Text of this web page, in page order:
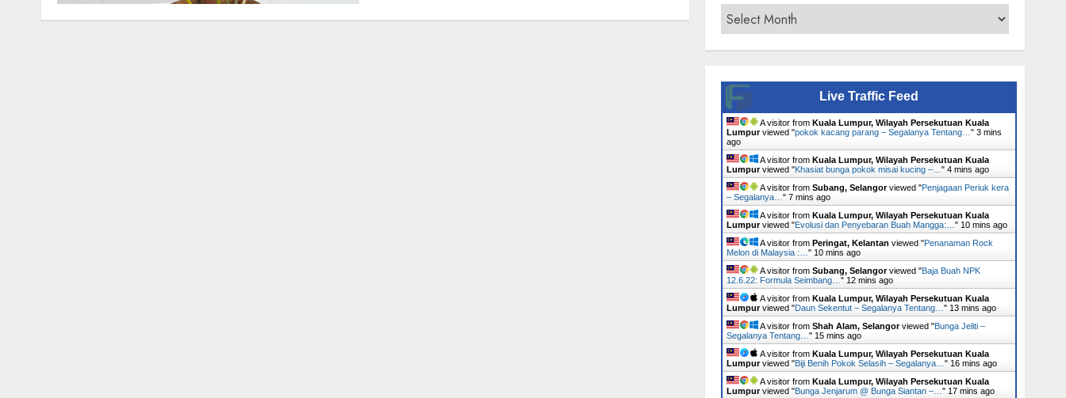
Archives
Live Traffic Feed
A visitor from Kuala Lumpur, Wilayah Persekutuan Kuala
Lumpurviewed "pokok kacang parang – Segalanya Tentang… " 3 mins
ago
A visitor from Kuala Lumpur, Wilayah Persekutuan Kuala
Lumpurviewed "Khasiat bunga pokok misai kucing –… " 4 mins ago
A visitor from Subang, Selangorviewed "Penjagaan Periuk kera
– Segalanya… " 7 mins ago
A visitor from Kuala Lumpur, Wilayah Persekutuan Kuala
Lumpurviewed "Evolusi dan Penyebaran Buah Mangga:… " 10 mins ago
A visitor from Peringat, Kelantan viewed "Penanaman Rock
Melon di Malaysia :… " 10 mins ago
A visitor from Subang, Selangorviewed "Baja Buah NPK
12.6.22: Formula Seimbang… " 12 mins ago
A visitor from Kuala Lumpur, Wilayah Persekutuan Kuala
Lumpurviewed "Daun Sekentut – Segalanya Tentang… " 13 mins ago
A visitor from Shah Alam, Selangorviewed "Bunga Jeliti –
Segalanya Tentang… " 15 mins ago
A visitor from Kuala Lumpur, Wilayah Persekutuan Kuala
Lumpurviewed "Biji Benih Pokok Selasih – Segalanya… " 16 mins ago
A visitor from Kuala Lumpur, Wilayah Persekutuan Kuala
Lumpurviewed "Bunga Jenjarum @ Bunga Siantan –… " 17 mins ago